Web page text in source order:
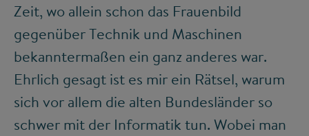
Zeit, wo allein schon das Frauenbild
gegenüber Technik und Maschinen
bekanntermaßen ein ganz anderes war.
Ehrlich gesagt ist es mir ein Rätsel, warum
sich vor allem die alten Bundesländer so
schwer mit der Informatik tun. Wobei man